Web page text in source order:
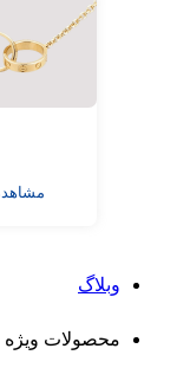
وبلاگ
محصولات ویژه